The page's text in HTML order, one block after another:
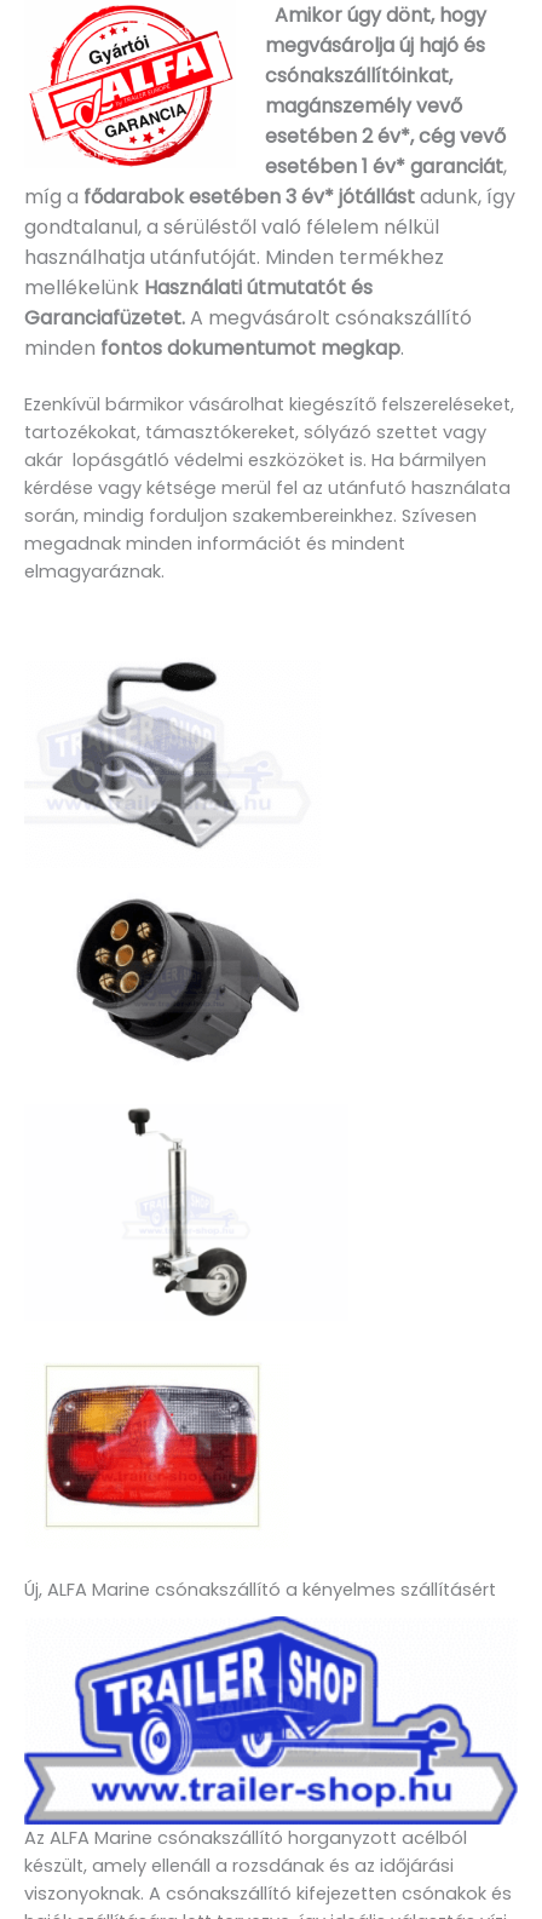
Amikor úgy dönt, hogy
megvásárolja új hajó és
csónakszállítóinkat,
magánszemély vevő
esetében 2 év*, cég vevő
esetében 1 év* garanciát,
míg a fődarabok esetében 3 év* jótállástadunk, így
gondtalanul, a sérüléstől való félelem nélkül
használhatja utánfutóját. Minden termékhez
mellékelünk Használati útmutatót és
Garanciafüzetet.A megvásárolt csónakszállító
minden fontos dokumentumot megkap.
Ezenkívül bármikor vásárolhat kiegészítő felszereléseket,
tartozékokat, támasztókereket, sólyázó szettet vagy
akár lopásgátló védelmi eszközöket is. Ha bármilyen
kérdése vagy kétsége merül fel az utánfutó használata
során, mindig forduljon szakembereinkhez. Szívesen
megadnak minden információt és mindent
elmagyaráznak.
Új, ALFA Marine csónakszállító a kényelmes szállításért
Az ALFA Marine csónakszállító horganyzott acélból
készült, amely ellenáll a rozsdának és az időjárási
viszonyoknak. A csónakszállító kifejezetten csónakok és